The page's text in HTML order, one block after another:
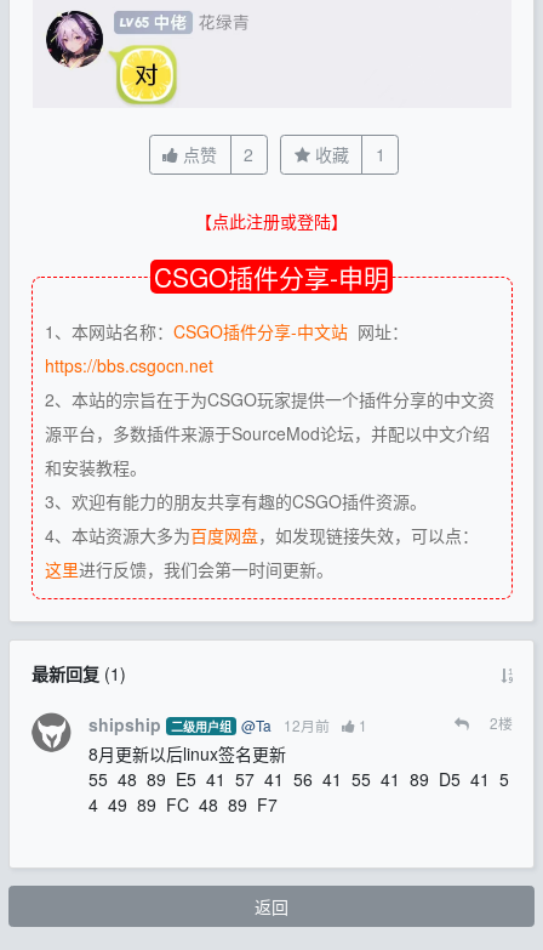
点赞 2 收藏 1
【点此注册或登陆】
CSGO插件分享-申明
1、本网站名称： CSGO插件分享-中文站网址：
https://bbs.csgocn.net
2、本站的宗旨在于为CSGO玩家提供一个插件分享的中文资
源平台，多数插件来源于SourceMod论坛，并配以中文介绍
和安装教程。
3、欢迎有能力的朋友共享有趣的CSGO插件资源。
4、本站资源大多为百度网盘，如发现链接失效，可以点：
这里进行反馈，我们会第一时间更新。
最新回复(1)
shipship 二级用户组 @Ta 12月前 1 2楼
8月更新以后linux签名更新
55 48 89 E5 41 57 41 56 41 55 41 89 D5 41 5
4 49 89 FC 48 89 F7
返回